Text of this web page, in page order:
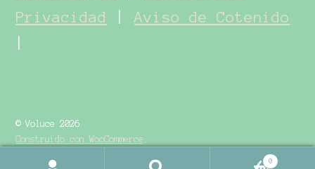
Privacidad
|Aviso de Cotenido
© Voluce 2026
Construido con WooCommerce
0